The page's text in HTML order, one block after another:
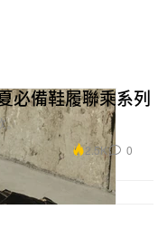
必備鞋履聯乘系列
。
2.5K 0